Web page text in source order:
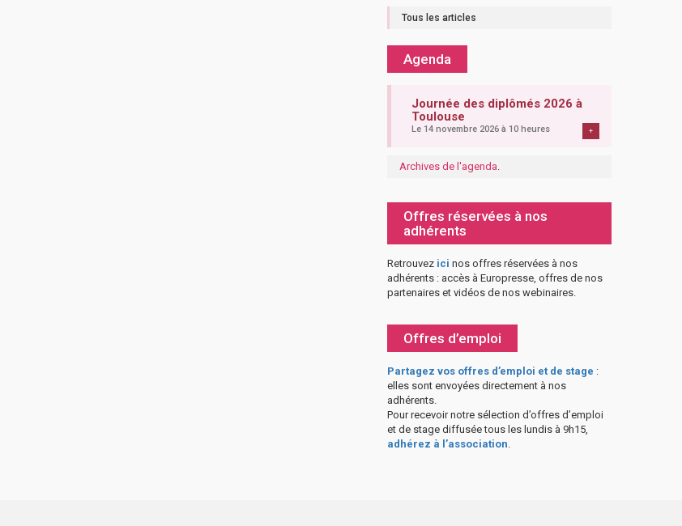
Tous les articles
Agenda
Journée des diplômés 2026 à
Toulouse
Le 14 novembre 2026 à 10 heures +
Archives de l'agenda.
Offres réservées à nos
adhérents
Retrouvez ici nos offres réservées à nos
adhérents : accès à Europresse, offres de nos
partenaires et vidéos de nos webinaires.
Offres d’emploi
Partagez vos offres d’emploi et de stage :
elles sont envoyées directement à nos
adhérents.
Pour recevoir notre sélection d’offres d’emploi
et de stage diffusée tous les lundis à 9h15,
adhérez à l’association.